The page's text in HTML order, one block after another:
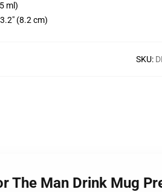
ml)
(8.2 cm)
SKU:
The Man Drink Mug